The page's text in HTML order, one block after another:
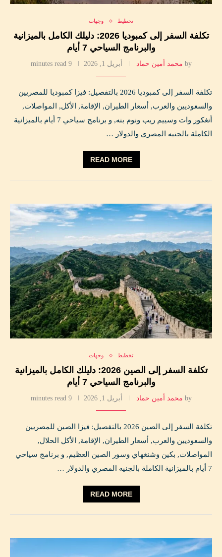
تخطيط وجهات
تكلفة السفر إلى كمبوديا 2026: دليلك الكامل بالميزانية
والبرنامج السياحي 7 أيام
by محمد أمين حماد أبريل 1, 2026 9 minutes read
تكلفة السفر إلى كمبوديا 2026 بالتفصيل: فيزا كمبوديا للمصريين
والسعوديين والعرب, أسعار الطيران, الإقامة, الأكل, المواصلات,
أنغكور وات وسييم ريب ونوم بنه, و برنامج سياحي 7 أيام بالميزانية
الكاملة بالجنيه المصري والدولار …
READ MORE
تخطيط وجهات
تكلفة السفر إلى الصين 2026: دليلك الكامل بالميزانية
والبرنامج السياحي 7 أيام
by محمد أمين حماد أبريل 1, 2026 9 minutes read
تكلفة السفر إلى الصين 2026 بالتفصيل: فيزا الصين للمصريين
والسعوديين والعرب, أسعار الطيران, الإقامة, الأكل الحلال,
المواصلات, بكين وشنغهاي وسور الصين العظيم, و برنامج سياحي
7 أيام بالميزانية الكاملة بالجنيه المصري والدولار …
READ MORE